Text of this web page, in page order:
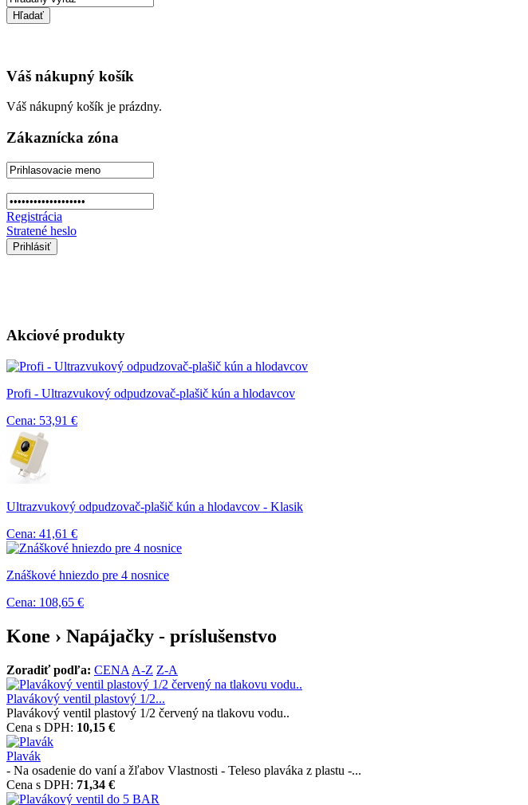
Váš nákupný košík
Váš nákupný košík je prázdny.
Zákaznícka zóna
Registrácia
Stratené heslo
Akciové produkty
Profi - Ultrazvukový odpudzovač-plašič kún a hlodavcov
Cena: 53,91 €
Ultrazvukový odpudzovač-plašič kún a hlodavcov - Klasik
Cena: 41,61 €
Znáškové hniezdo pre 4 nosnice
Cena: 108,65 €
Kone › Napájačky - príslušenstvo
Zoradiť podľa: CENA A-Z Z-A
Plavákový ventil plastový 1/2...
Plavákový ventil plastový 1/2 červený na tlakovu vodu..
Cena s DPH: 10,15 €
Plavák
- Na osadenie do vaní a žľabov Vlastnosti - Teleso plaváka z plastu -...
Cena s DPH: 71,34 €